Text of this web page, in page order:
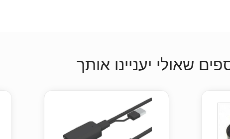
שאולי יעניינו אותך